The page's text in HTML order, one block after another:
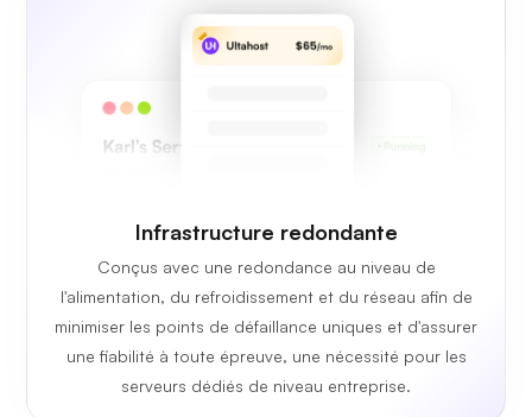
Infrastructure redondante
Conçus avec une redondance au niveau de
l'alimentation, du refroidissement et du réseau afin de
minimiser les points de défaillance uniques et d'assurer
une fiabilité à toute épreuve, une nécessité pour les
serveurs dédiés de niveau entreprise.